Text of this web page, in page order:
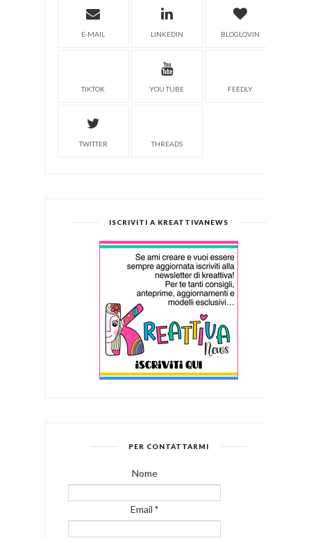
E-MAIL LINKEDIN BLOGLOVIN
TIKTOK YOU TUBE FEEDLY
TWITTER THREADS
ISCRIVITI A KREATTIVANEWS
PER CONTATTARMI
Nome
Email *